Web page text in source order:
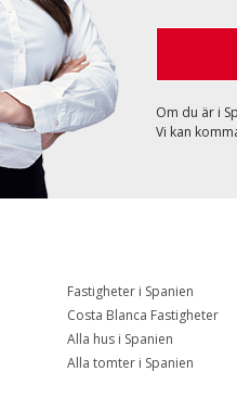
Om du är i
Vi kan
Fastigheter i Spanien
Costa Blanca Fastigheter
Alla hus i Spanien
Alla tomter i Spanien